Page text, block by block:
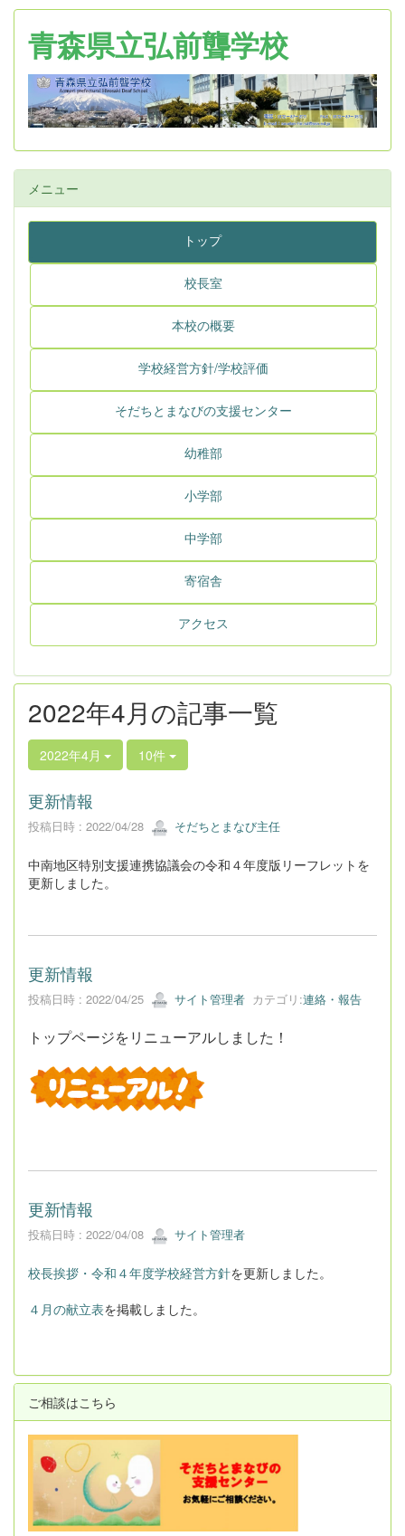
青森県立弘前聾学校
メニュー
トップ
校長室
本校の概要
学校経営方針/学校評価
そだちとまなびの支援センター
幼稚部
小学部
中学部
寄宿舎
アクセス
2022年4月の記事一覧
2022年4月 10件
更新情報
投稿日時 : 2022/04/28 そだちとまなび主任
中南地区特別支援連携協議会の令和４年度版リーフレットを
更新しました。
更新情報
投稿日時 : 2022/04/25 サイト管理者 カテゴリ:連絡・報告
トップページをリニューアルしました！
更新情報
投稿日時 : 2022/04/08 サイト管理者
校長挨拶・令和４年度学校経営方針を更新しました。
４月の献立表を掲載しました。
ご相談はこちら